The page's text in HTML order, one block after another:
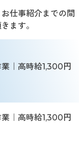
仕事紹介までの間
ます。
｜高時給1,300円
｜高時給1,300円